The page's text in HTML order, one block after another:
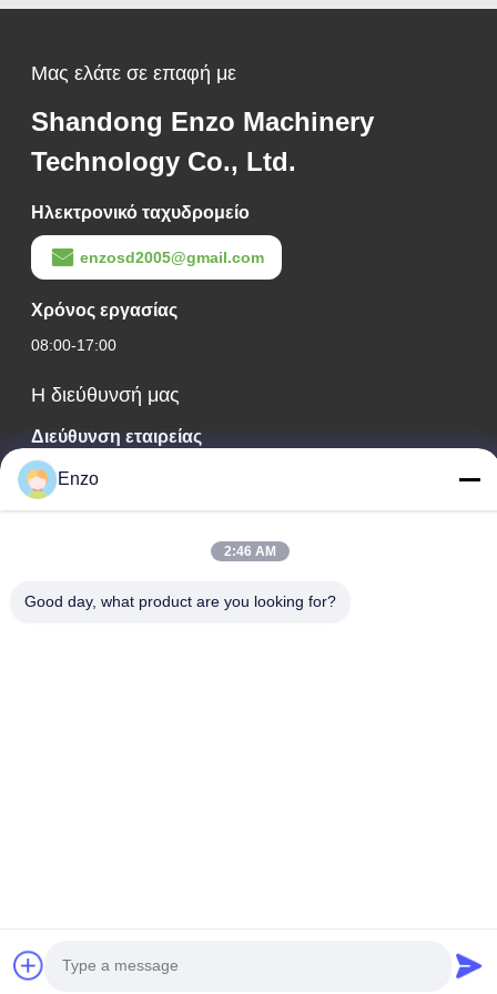
Μας ελάτε σε επαφή με
Shandong Enzo Machinery
Technology Co., Ltd.
Ηλεκτρονικό ταχυδρομείο
enzosd2005@gmail.com
Χρόνος εργασίας
08:00-17:00
Η διεύθυνσή μας
Διεύθυνση εταιρείας
Αρ. 599, Οδός Zhangbei, Κομητεία Huantai, Πόλη Zibo,
Επαρχία Shandong, Κίνα
Αρ. 553, Οδός Zhangbei, Κομητεία Huantai, Πόλη Zibo,
Enzo
2:46 AM
Good day, what product are you looking for?